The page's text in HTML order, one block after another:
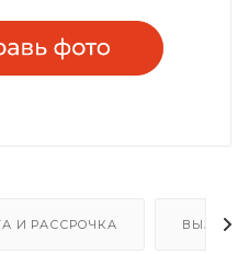
И РАССРОЧКА ВЫЗОВ